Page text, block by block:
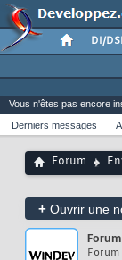
DI/
Vous n'êtes pas encore
Derniers messages
Forum
+ Ouvrir une
Forum